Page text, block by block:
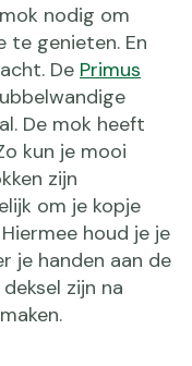
nodig om
te genieten. En
De Primus
De mok heeft
kun je mooi
zijn
om je kopje
houd je je
je handen aan de
zijn na